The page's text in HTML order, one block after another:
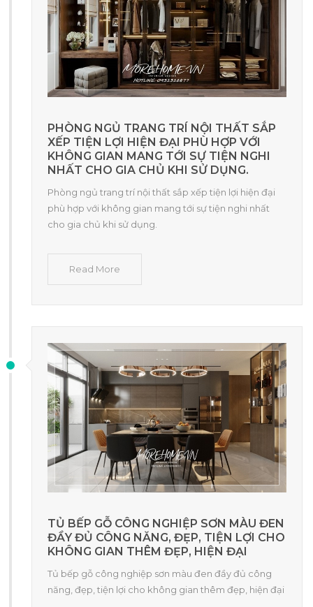
PHÒNG NGỦ TRANG TRÍ NỘI THẤT SẮP
XẾP TIỆN LỢI HIỆN ĐẠI PHÙ HỢP VỚI
KHÔNG GIAN MANG TỚI SỰ TIỆN NGHI
NHẤT CHO GIA CHỦ KHI SỬ DỤNG.
Phòng ngủ trang trí nội thất sắp xếp tiện lợi hiện đại
phù hợp với không gian mang tới sự tiện nghi nhất
cho gia chủ khi sử dụng.
Read More
TỦ BẾP GỖ CÔNG NGHIỆP SƠN MÀU ĐEN
ĐẦY ĐỦ CÔNG NĂNG, ĐẸP, TIỆN LỢI CHO
KHÔNG GIAN THÊM ĐẸP, HIỆN ĐẠI
Tủ bếp gỗ công nghiệp sơn màu đen đầy đủ công
năng, đẹp, tiện lợi cho không gian thêm đẹp, hiện đại